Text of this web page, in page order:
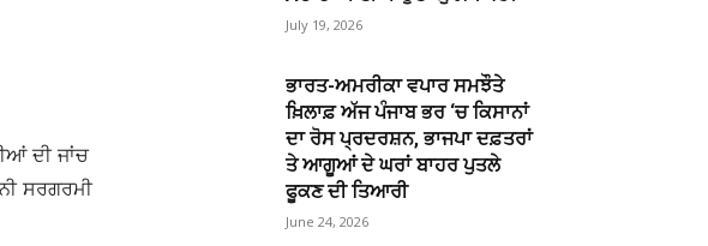
ਦੀ ਜਾਂਚ
ਸਰਗਰਮੀ
July 19, 2026
ਭਾਰਤ-ਅਮਰੀਕਾ ਵਪਾਰ ਸਮਝੌਤੇ
ਖ਼ਿਲਾਫ਼ ਅੱਜ ਪੰਜਾਬ ਭਰ ‘ਚ ਕਿਸਾਨਾਂ
ਦਾ ਰੋਸ ਪ੍ਰਦਰਸ਼ਨ, ਭਾਜਪਾ ਦਫ਼ਤਰਾਂ
ਤੇ ਆਗੂਆਂ ਦੇ ਘਰਾਂ ਬਾਹਰ ਪੁਤਲੇ
ਫੂਕਣ ਦੀ ਤਿਆਰੀ
June 24, 2026